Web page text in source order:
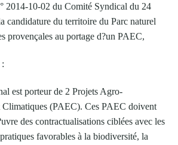
2014-10-02 du Comité Syndical du 24
candidature du territoire du Parc naturel
provençales au portage d?un PAEC,
est porteur de 2 Projets Agro-
(PAEC). Ces PAEC doivent
des contractualisations ciblées avec les
favorables à la biodiversité, la